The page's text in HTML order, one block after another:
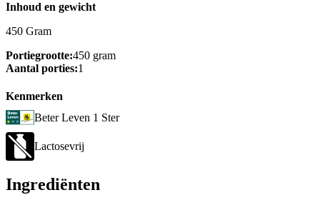
Inhoud en gewicht
450 Gram
Portiegrootte:450 gram
Aantal porties:1
Kenmerken
Beter Leven 1 Ster
Lactosevrij
Ingrediënten